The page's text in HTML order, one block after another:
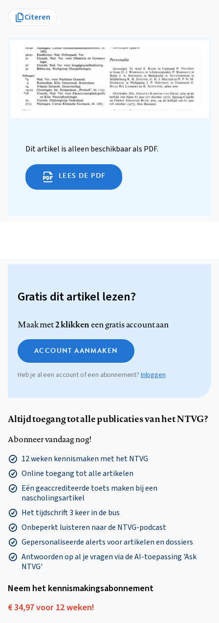
Citeren
Dit artikel is alleen beschikbaar als PDF.
LEES DE PDF
Gratis dit artikel lezen?
Maak met2 klikkeneen gratis account aan
ACCOUNT AANMAKEN
Heb je al een account of een abonnement? Inloggen
Altijd toegang tot alle publicaties van het NTVG?
Abonneer vandaag nog!
12 weken kennismaken met het NTVG
Online toegang tot alle artikelen
Eén geaccrediteerde toets maken bij een
nascholingsartikel
Het tijdschrift 3 keer in de bus
Onbeperkt luisteren naar de NTVG-podcast
Gepersonaliseerde alerts voor artikelen en dossiers
Antwoorden op al je vragen via de AI-toepassing 'Ask
NTVG'
Neem het kennismakings­abonnement
€ 34,97 voor 12 weken!